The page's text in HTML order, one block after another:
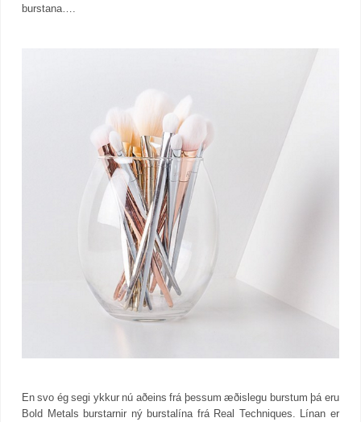
burstana….
En svo ég segi ykkur nú aðeins frá þessum æðislegu burstum þá eru
Bold Metals burstarnir ný burstalína frá Real Techniques. Línan er